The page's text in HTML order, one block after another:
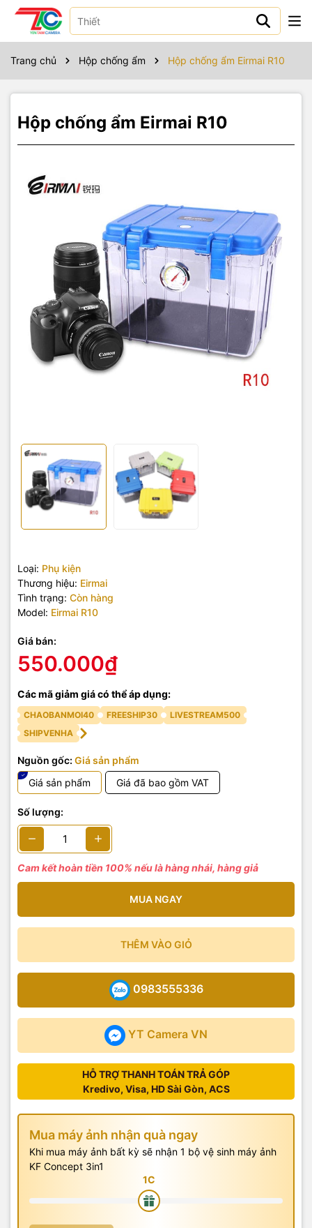
Trang chủ Hộp chống ẩm Hộp chống ẩm Eirmai R10
Hộp chống ẩm Eirmai R10
Loại: Phụ kiện
Thương hiệu: Eirmai
Tình trạng: Còn hàng
Model: Eirmai R10
Giá bán:
550.000₫
Các mã giảm giá có thể áp dụng:
CHAOBANMOI40 FREESHIP30
LIVESTREAM500
SHIPVENHA
Nguồn gốc: Giá sản phẩm
Giá sản phẩm
Giá đã bao gồm VAT
Số lượng:
Cam kết hoàn tiền 100% nếu là hàng nhái, hàng giả
MUA NGAY
THÊM VÀO GIỎ
YT Camera VN
0983555336
HỖ TRỢ THANH TOÁN TRẢ GÓP
Kredivo, Visa, HD Sài Gòn, ACS
Mua máy ảnh nhận quà ngay
Khi mua máy ảnh bất kỳ sẽ nhận 1 bộ vệ sinh máy ảnh
KF Concept 3in1
Sản phẩm bao gồm